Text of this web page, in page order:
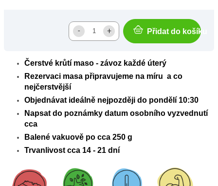
Přidat do košíku
Čerstvé krůtí maso - závoz každé úterý
Rezervaci masa připravujeme na míru a co
nejčerstvější
Objednávat ideálně nejpozději do pondělí 10:30
Napsat do poznámky datum osobního vyzvednutí
cca
Balené vakuově po cca 250 g
Trvanlivost cca 14 - 21 dní